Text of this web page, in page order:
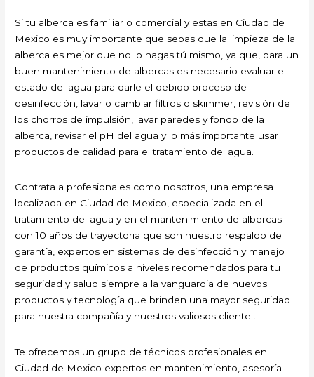
Si tu alberca es familiar o comercial y estas en Ciudad de
Mexico es muy importante que sepas que la limpieza de la
alberca es mejor que no lo hagas tú mismo, ya que, para un
buen mantenimiento de albercas es necesario evaluar el
estado del agua para darle el debido proceso de
desinfección, lavar o cambiar filtros o skimmer, revisión de
los chorros de impulsión, lavar paredes y fondo de la
alberca, revisar el pH del agua y lo más importante usar
productos de calidad para el tratamiento del agua.
Contrata a profesionales como nosotros, una empresa
localizada en Ciudad de Mexico, especializada en el
tratamiento del agua y en el mantenimiento de albercas
con 10 años de trayectoria que son nuestro respaldo de
garantía, expertos en sistemas de desinfección y manejo
de productos químicos a niveles recomendados para tu
seguridad y salud siempre a la vanguardia de nuevos
productos y tecnología que brinden una mayor seguridad
para nuestra compañía y nuestros valiosos cliente .
Te ofrecemos un grupo de técnicos profesionales en
Ciudad de Mexico expertos en mantenimiento, asesoría